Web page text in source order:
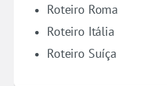
Roteiro Roma
Roteiro Itália
Roteiro Suíça